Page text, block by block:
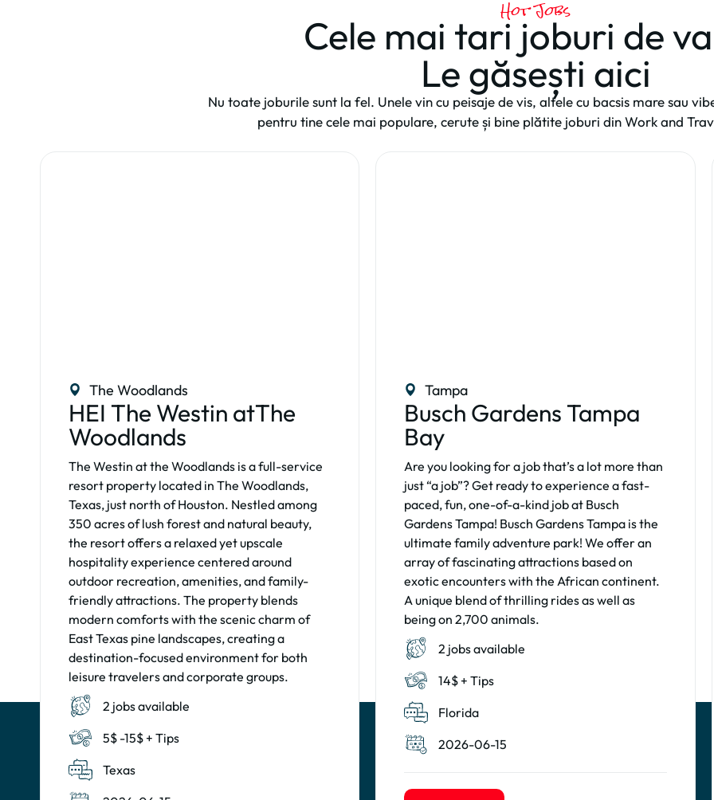
Hot Jobs
Cele mai tari joburi de
Le găsești aici
Nu toate joburile sunt la fel. Unele vin cu peisaje de vis, altele cu bacsis mare sau
pentru tine cele mai populare, cerute și bine plătite joburi din Work and
The Woodlands
HEI The Westin atThe
Woodlands
The Westin at the Woodlands is a full-service
resort property located in The Woodlands,
Texas, just north of Houston. Nestled among
350 acres of lush forest and natural beauty,
the resort offers a relaxed yet upscale
hospitality experience centered around
outdoor recreation, amenities, and family-
friendly attractions. The property blends
modern comforts with the scenic charm of
East Texas pine landscapes, creating a
destination-focused environment for both
leisure travelers and corporate groups.
2 jobs available
5$ -15$ + Tips
Texas
Tampa
Busch Gardens Tampa
Bay
Are you looking for a job that’s a lot more than
just “a job”? Get ready to experience a fast-
paced, fun, one-of-a-kind job at Busch
Gardens Tampa! Busch Gardens Tampa is the
ultimate family adventure park! We offer an
array of fascinating attractions based on
exotic encounters with the African continent.
A unique blend of thrilling rides as well as
being on 2,700 animals.
2 jobs available
14$ + Tips
Florida
2026-06-15